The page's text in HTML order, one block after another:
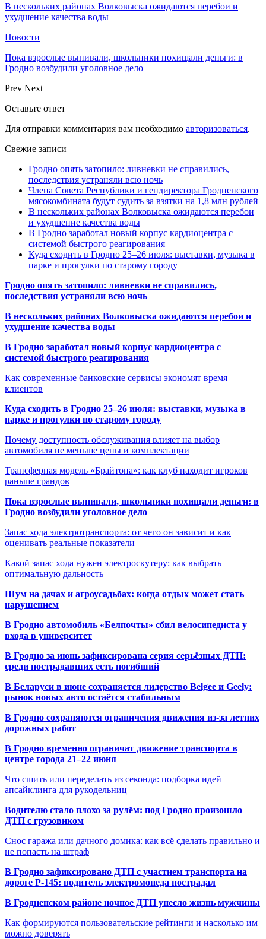
В нескольких районах Волковыска ожидаются перебои и
ухудшение качества воды
Новости
Пока взрослые выпивали, школьники похищали деньги: в
Гродно возбудили уголовное дело
Prev Next
Оставьте ответ
Для отправки комментария вам необходимо авторизоваться.
Свежие записи
Гродно опять затопило: ливневки не справились,
последствия устраняли всю ночь
Члена Совета Республики и гендиректора Гродненского
мясокомбината будут судить за взятки на 1,8 млн рублей
В нескольких районах Волковыска ожидаются перебои
и ухудшение качества воды
В Гродно заработал новый корпус кардиоцентра с
системой быстрого реагирования
Куда сходить в Гродно 25–26 июля: выставки, музыка в
парке и прогулки по старому городу
Гродно опять затопило: ливневки не справились,
последствия устраняли всю ночь
В нескольких районах Волковыска ожидаются перебои и
ухудшение качества воды
В Гродно заработал новый корпус кардиоцентра с
системой быстрого реагирования
Как современные банковские сервисы экономят время
клиентов
Куда сходить в Гродно 25–26 июля: выставки, музыка в
парке и прогулки по старому городу
Почему доступность обслуживания влияет на выбор
автомобиля не меньше цены и комплектации
Трансферная модель «Брайтона»: как клуб находит игроков
раньше грандов
Пока взрослые выпивали, школьники похищали деньги: в
Гродно возбудили уголовное дело
Запас хода электротранспорта: от чего он зависит и как
оценивать реальные показатели
Какой запас хода нужен электроскутеру: как выбрать
оптимальную дальность
Шум на дачах и агроусадьбах: когда отдых может стать
нарушением
В Гродно автомобиль «Белпочты» сбил велосипедиста у
входа в университет
В Гродно за июнь зафиксирована серия серьёзных ДТП:
среди пострадавших есть погибший
В Беларуси в июне сохраняется лидерство Belgee и Geely:
рынок новых авто остаётся стабильным
В Гродно сохраняются ограничения движения из-за летних
дорожных работ
В Гродно временно ограничат движение транспорта в
центре города 21–22 июня
Что сшить или переделать из секонда: подборка идей
апсайклинга для рукодельниц
Водителю стало плохо за рулём: под Гродно произошло
ДТП с грузовиком
Снос гаража или дачного домика: как всё сделать правильно и
не попасть на штраф
В Гродно зафиксировано ДТП с участием транспорта на
дороге Р-145: водитель электромопеда пострадал
В Гродненском районе ночное ДТП унесло жизнь мужчины
Как формируются пользовательские рейтинги и насколько им
можно доверять